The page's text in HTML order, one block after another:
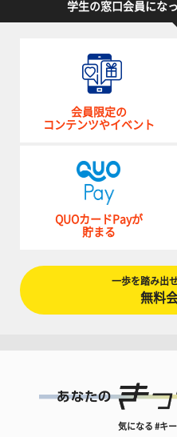
学生の窓口会員にな
会員限定の
コンテンツやイベント
QUOカードPayが
貯まる
一歩を踏み出
無料
気になる #キ